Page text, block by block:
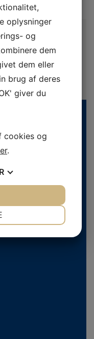
oplysninger
og
dem
dem eller
brug af deres
giver du
cookies og
.